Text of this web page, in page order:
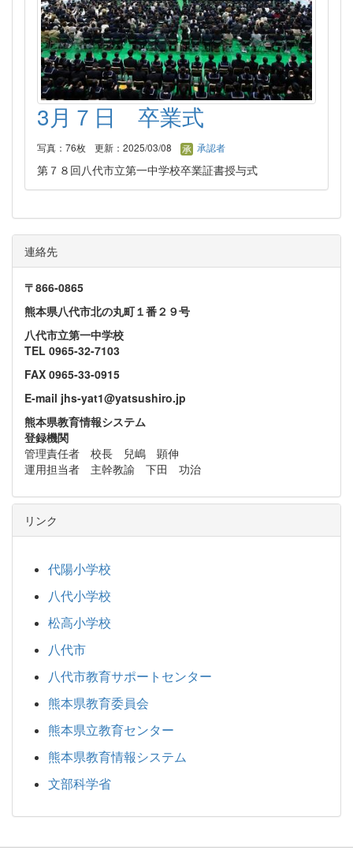
3月７日 卒業式
写真：76枚 更新：2025/03/08 承認者
第７８回八代市立第一中学校卒業証書授与式
連絡先
〒866‐0865
熊本県八代市北の丸町１番２９号
八代市立第一中学校
TEL 0965-32-7103
FAX 0965-33-0915
E-mail jhs-yat1@yatsushiro.jp
熊本県教育情報システム
登録機関
管理責任者 校長 兒嶋 顕伸
運用担当者 主幹教諭 下田 功治
リンク
代陽小学校
八代小学校
松高小学校
八代市
八代市教育サポートセンター
熊本県教育委員会
熊本県立教育センター
熊本県教育情報システム
文部科学省